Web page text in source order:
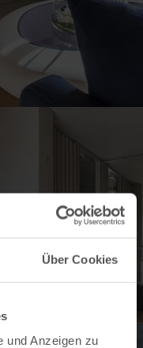
Über Cookies
und Anzeigen zu